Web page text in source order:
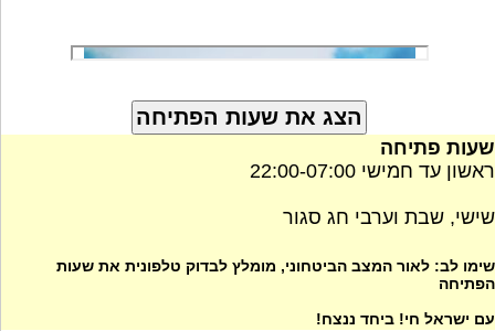
שעות פתיחה
ראשון עד חמישי 22:00-07:00
שישי, שבת וערבי חג סגור
שימו לב: לאור המצב הביטחוני, מומלץ לבדוק טלפונית את שעות
הפתיחה
עם ישראל חי! ביחד ננצח!